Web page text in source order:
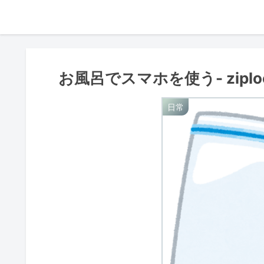
お風呂でスマホを使う-
日常